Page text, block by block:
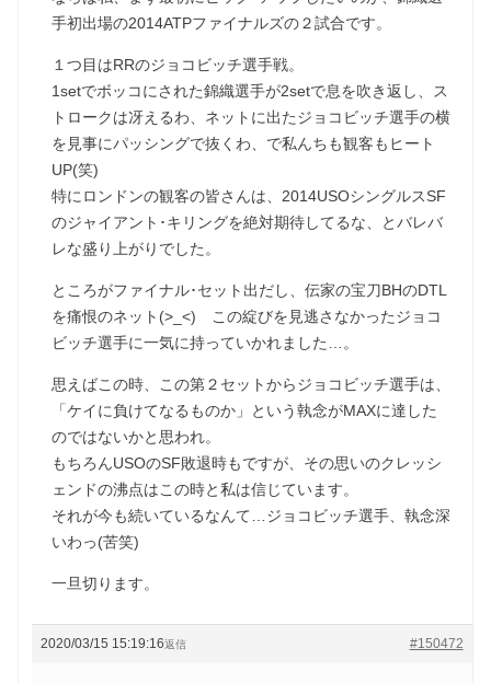
手初出場の2014ATPファイナルズの２試合です。
１つ目はRRのジョコビッチ選手戦。
1setでボッコにされた錦織選手が2setで息を吹き返し、ス
トロークは冴えるわ、ネットに出たジョコビッチ選手の横
を見事にパッシングで抜くわ、で私んちも観客もヒート
UP(笑)
特にロンドンの観客の皆さんは、2014USOシングルスSF
のジャイアント･キリングを絶対期待してるな、とバレバ
レな盛り上がりでした。
ところがファイナル･セット出だし、伝家の宝刀BHのDTL
を痛恨のネット(>_<) この綻びを見逃さなかったジョコ
ビッチ選手に一気に持っていかれました…。
思えばこの時、この第２セットからジョコビッチ選手は、
「ケイに負けてなるものか」という執念がMAXに達した
のではないかと思われ。
もちろんUSOのSF敗退時もですが、その思いのクレッシ
ェンドの沸点はこの時と私は信じています。
それが今も続いているなんて…ジョコビッチ選手、執念深
いわっ(苦笑)
一旦切ります。
2020/03/15 15:19:16 #150472
返信